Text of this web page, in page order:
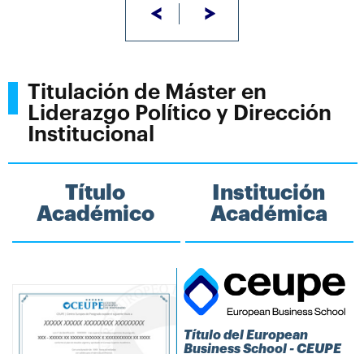
< >
Titulación de Máster en
Liderazgo Político y Dirección
Institucional
Título
Académico
Institución
Académica
Título del European
Business School - CEUPE